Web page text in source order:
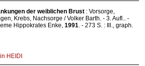
der weiblichen Brust : Vorsorge,
Krebs, Nachsorge / Volker Barth. - 3. Aufl.. -
Hippokrates Enke, 1991. - 273 S. : Ill., graph.
HEIDI